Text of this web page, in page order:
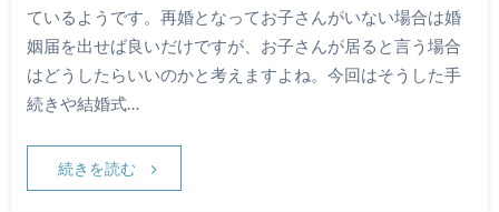
ているようです。再婚となってお子さんがいない場合は婚
姻届を出せば良いだけですが、お子さんが居ると言う場合
はどうしたらいいのかと考えますよね。今回はそうした手
続きや結婚式…
続きを読む